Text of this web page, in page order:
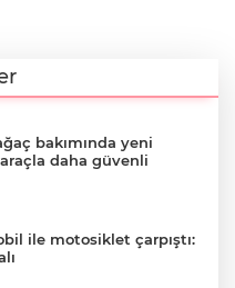
bakımında yeni
daha güvenli
ile motosiklet çarpıştı: